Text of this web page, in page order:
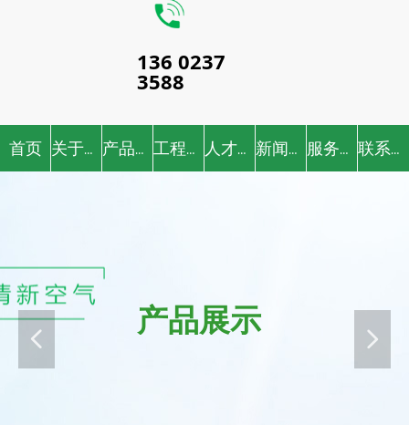
产品展示
넳 넲
136 0237
3588
首页 关于我们 产品中心 工程案例 人才招聘 新闻中心 服务中心 联系我们